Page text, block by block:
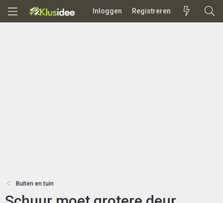
Inloggen Registreren
Buiten en tuin